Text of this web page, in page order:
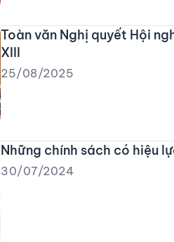
Toàn văn Nghị quyết Hội
XIII
25/08/2025
Những chính sách có hiệu
30/07/2024